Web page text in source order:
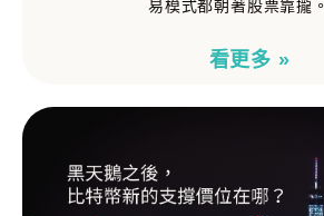
易模式都朝著股票靠攏。
看更多 »